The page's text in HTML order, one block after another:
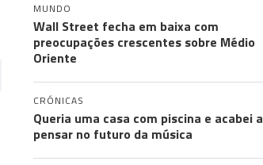
MUNDO
Wall Street fecha em baixa com
preocupações crescentes sobre Médio
Oriente
CRÓNICAS
Queria uma casa com piscina e acabei a
pensar no futuro da música